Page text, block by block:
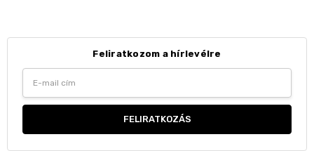
Feliratkozom a hírlevélre
Address